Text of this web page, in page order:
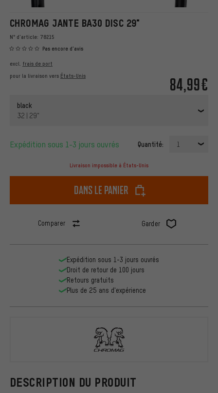
CHROMAG JANTE BA30 DISC 29"
N° d'article: 78215
Pas encore d'avis
84,99€
excl. frais de port
pour la livraison vers États-Unis
black
32 | 29"
Expédition sous 1-3 jours ouvrés Quantité: 1
Livraison impossible à États-Unis
dans le panier
Comparer Garder
DESCRIPTION DU PRODUIT
Expédition sous 1-3 jours ouvrés
Droit de retour de 100 jours
Retours gratuits
Plus de 25 ans d'expérience